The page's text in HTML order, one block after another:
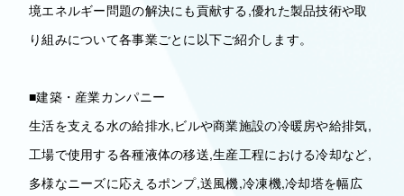
境エネルギー問題の解決にも貢献する,優れた製品技術や取
り組みについて各事業ごとに以下ご紹介します。
■建築・産業カンパニー
生活を支える水の給排水,ビルや商業施設の冷暖房や給排気,
工場で使用する各種液体の移送,生産工程における冷却など,
多様なニーズに応えるポンプ,送風機,冷凍機,冷却塔を幅広